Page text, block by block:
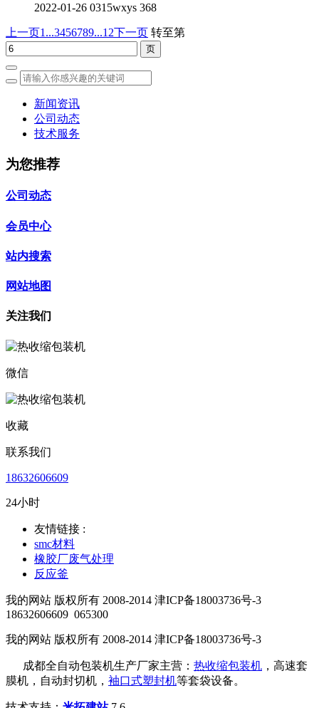
2022-01-26 0315wxys 368
上一页1...3456789...12下一页 转至第
新闻资讯
公司动态
技术服务
为您推荐
公司动态
会员中心
站内搜索
网站地图
关注我们
微信
收藏
联系我们
18632606609
24小时
友情链接 :
smc材料
橡胶厂废气处理
反应釜
我的网站 版权所有 2008-2014 津ICP备18003736号-3
18632606609 065300
我的网站 版权所有 2008-2014 津ICP备18003736号-3
成都全自动包装机生产厂家主营： 热收缩包装机 ，高速套
膜机，自动封切机， 袖口式塑封机等套袋设备。